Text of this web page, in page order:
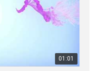
01:01